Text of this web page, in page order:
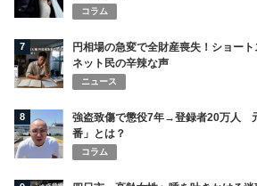
コラム
7
円相場の急変で全財産喪失！ショー
ネット民の辛辣な声
ニュース
8
強盗致傷で懲役7年→登録者20万人
番」とは？
コラム